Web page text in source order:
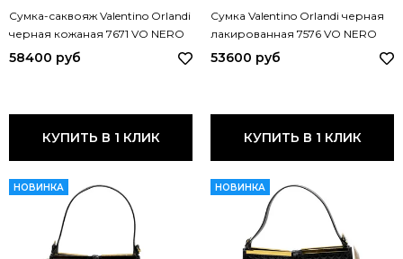
Сумка-саквояж Valentino Orlandi
черная кожаная 7671 VO NERO
58400 руб
КУПИТЬ В 1 КЛИК
Сумка Valentino Orlandi черная
лакированная 7576 VO NERO
53600 руб
КУПИТЬ В 1 КЛИК
НОВИНКА НОВИНКА